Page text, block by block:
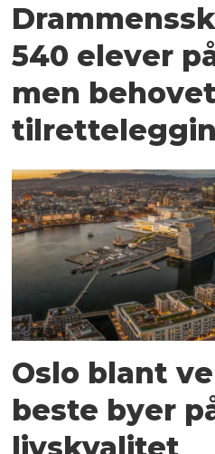
540 elever
men
Oslo blant
beste byer